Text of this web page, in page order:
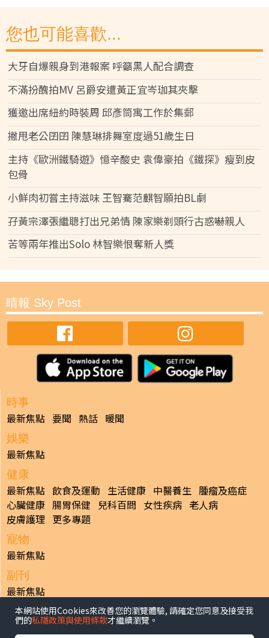
您也可能喜歡...
大牙自爆親身到港報案 呼籲黑人配合調查
不滿扮醜拍MV 呂爵安遭黃正宜岑珈其夾擊
獲邀出席紐約時裝周 邱彥筒寓工作於集郵
撇甩老公囝囝 陳慧琳排舞室度過51歲生日
主持《歐洲鐵騎遊》憶辛酸史 袁偉豪拍《鐵探》瘦到皮
包骨
小鮮肉初嘗主持滋味 王智騫范麒智願拍BL劇
孖黃宗澤張繼聰打出兄弟情 陳家樂剃頭行古惑嚇親人
苦等兩年推出Solo 林智樂恨奪新人獎
晴報 Sky Post
時事
最新焦點 要聞 熱話 暖聞
娛樂
最新焦點
健康
最新焦點 飲食及運動 生活健康 中醫養生 腫瘤及癌症
心臟健康 腸胃保健 兒科百問 女性疾病 老人病
皮膚護理 更多專題
寵物
最新焦點
副刊
最新焦點
日報
揭頁版 港聞 財經/地產 中國/國際
本網站使用Cookies來改善您的瀏覽體驗, 請確定您同意及接受我
們的私隱政策與使用條款才繼續瀏覽。